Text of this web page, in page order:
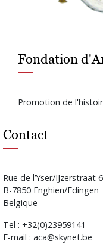
Fondation
Promotion de
Contact
Rue de l’Yser/IJzerstraat
B-7850 Enghien/Edingen
Belgique
Tel : +32(0)23959141
E-mail : aca@skynet.be